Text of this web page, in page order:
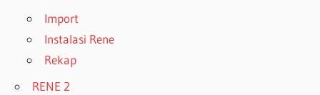
Import
Instalasi Rene
Rekap
RENE 2